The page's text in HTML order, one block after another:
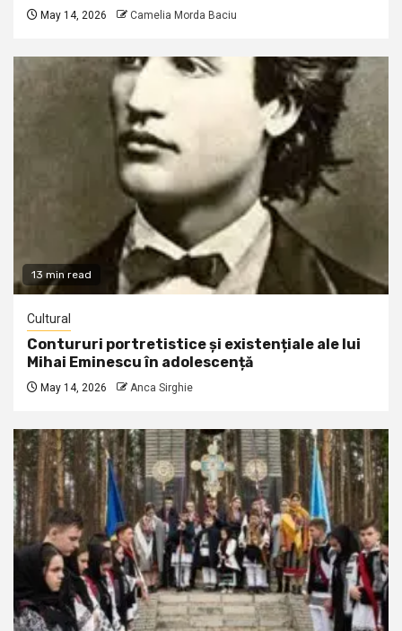
May 14, 2026 Camelia Morda Baciu
13 min read
Cultural
Contururi portretistice și existențiale ale lui
Mihai Eminescu în adolescență
May 14, 2026 Anca Sirghie